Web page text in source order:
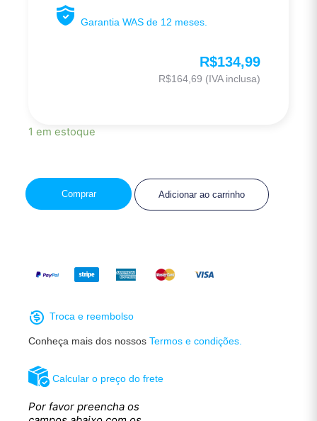
Garantia WAS de 12 meses.
R$134,99
R$164,69 (IVA inclusa)
1 em estoque
Adicionar ao carrinho
Comprar
Calcular o preço do frete
Por favor preencha os
Troca e reembolso
Conheça mais dos nossos Termos e condições.